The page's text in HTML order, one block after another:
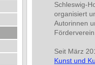
Schleswig-
organisiert
Autorinnen
Seit März
Kunst und